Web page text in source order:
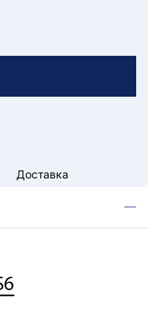
Доставка